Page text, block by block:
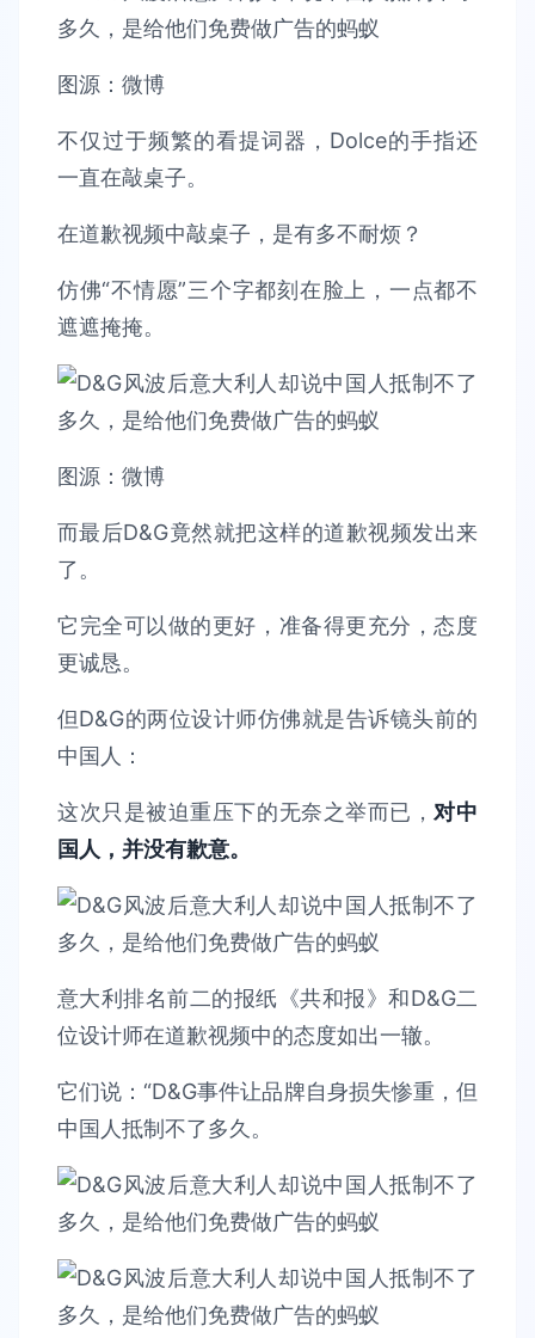
图源：微博
不仅过于频繁的看提词器，Dolce的手指还
一直在敲桌子。
在道歉视频中敲桌子，是有多不耐烦？
仿佛“不情愿”三个字都刻在脸上，一点都不
遮遮掩掩。
图源：微博
而最后D&G竟然就把这样的道歉视频发出来
了。
它完全可以做的更好，准备得更充分，态度
更诚恳。
但D&G的两位设计师仿佛就是告诉镜头前的
中国人：
这次只是被迫重压下的无奈之举而已， 对中
国人，并没有歉意。
意大利排名前二的报纸《共和报》和D&G二
位设计师在道歉视频中的态度如出一辙。
它们说：“D&G事件让品牌自身损失惨重，但
中国人抵制不了多久。